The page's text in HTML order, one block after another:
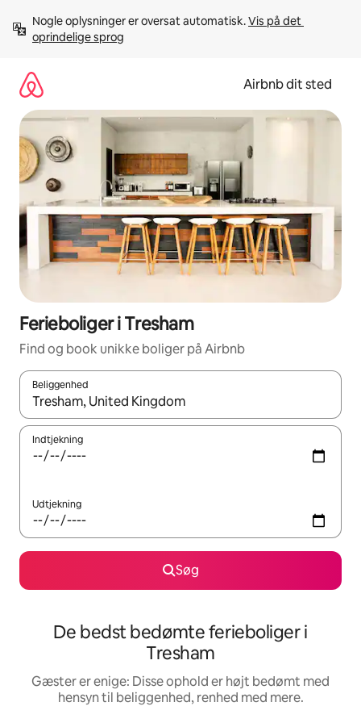
videre
Nogle oplysninger er oversat automatisk. Vis på det
oprindelige sprog
Airbnb dit sted
Ferieboliger i Tresham
Find og book unikke boliger på Airbnb
Beliggenhed
Når resultaterne er tilgængelige, skal du navigere med
Indtjekning
Udtjekning
Søg
De bedst bedømte ferieboliger i
Tresham
Gæster er enige: Disse ophold er højt bedømt med
hensyn til beliggenhed, renhed med mere.